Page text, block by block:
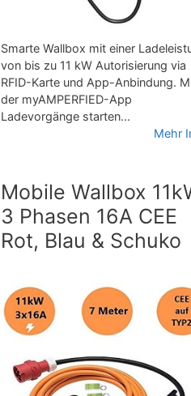
Smarte Wallbox mit einer
von bis zu 11 kW Autorisierung via
RFID-Karte und App-Anbindung.
der myAMPERFIED-App
Ladevorgänge starten...
Mehr
Mobile Wallbox
3 Phasen 16A CEE
Rot, Blau & Schuko